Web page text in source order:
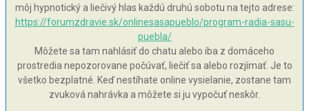
môj hypnotický a liečivý hlas každú druhú sobotu na tejto adrese:
https://forumzdravie.sk/onlinesasapueblo/program-radia-sasu-
puebla/
Môžete sa tam nahlásiť do chatu alebo iba z domáceho
prostredia nepozorovane počúvať, liečiť sa alebo rozjímať. Je to
všetko bezplatné. Keď nestíhate online vysielanie, zostane tam
zvuková nahrávka a môžete si ju vypočuť neskôr.